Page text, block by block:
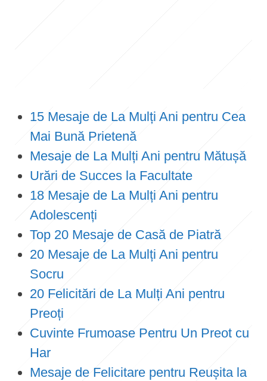
15 Mesaje de La Mulți Ani pentru Cea
Mai Bună Prietenă
Mesaje de La Mulți Ani pentru Mătușă
Urări de Succes la Facultate
18 Mesaje de La Mulți Ani pentru
Adolescenți
Top 20 Mesaje de Casă de Piatră
20 Mesaje de La Mulți Ani pentru
Socru
20 Felicitări de La Mulți Ani pentru
Preoți
Cuvinte Frumoase Pentru Un Preot cu
Har
Mesaje de Felicitare pentru Reușita la